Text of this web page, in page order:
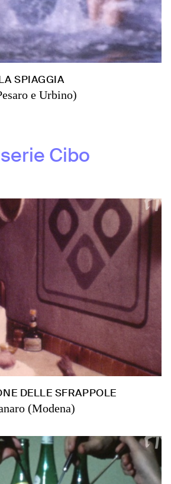
SPIAGGIA
e Urbino)
Cibo
DELLE SFRAPPOLE
(Modena)